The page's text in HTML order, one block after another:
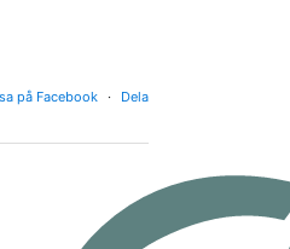
på Facebook · Dela